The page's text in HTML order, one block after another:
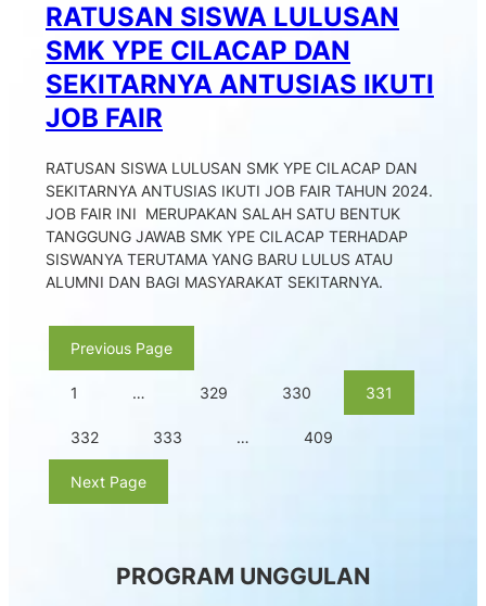
RATUSAN SISWA LULUSAN
SMK YPE CILACAP DAN
SEKITARNYA ANTUSIAS IKUTI
JOB FAIR
RATUSAN SISWA LULUSAN SMK YPE CILACAP DAN
SEKITARNYA ANTUSIAS IKUTI JOB FAIR TAHUN 2024.
JOB FAIR INI MERUPAKAN SALAH SATU BENTUK
TANGGUNG JAWAB SMK YPE CILACAP TERHADAP
SISWANYA TERUTAMA YANG BARU LULUS ATAU
ALUMNI DAN BAGI MASYARAKAT SEKITARNYA.
Previous Page
1 … 329 330 331
332 333 … 409
Next Page
PROGRAM UNGGULAN